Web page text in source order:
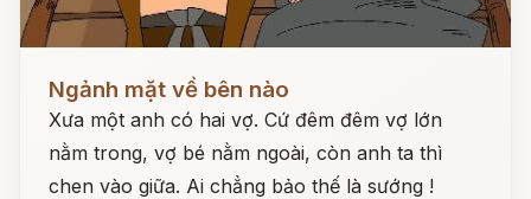
Ngảnh mặt về bên nào
Xưa một anh có hai vợ. Cứ đêm đêm vợ lớn
nằm trong, vợ bé nằm ngoài, còn anh ta thì
chen vào giữa. Ai chẳng bảo thế là sướng !